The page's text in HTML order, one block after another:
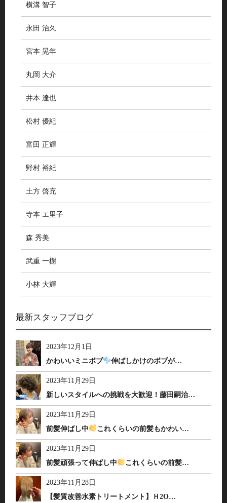
横溝 智子
永田 治久
宮本 晃年
丸岡 大介
井本 達也
松村 優紀
富田 正輝
野村 裕紀
土方 啓充
寺本 エ里子
森 秀美
武重 一樹
小林 大輝
最新スタッフブログ
2023年12月1日
かわいいミニボブ
伸ばしかけのボブが…
2023年11月29日
新しいスタイルへの挑戦を大歓迎！藤田嗣治…
2023年11月29日
前髪伸ばし中
これくらいの前髪もかわい…
2023年11月29日
前髪頑張って伸ばし中
これくらいの前髪…
2023年11月28日
【髪質改善水素トリートメント】Ｈ2O…